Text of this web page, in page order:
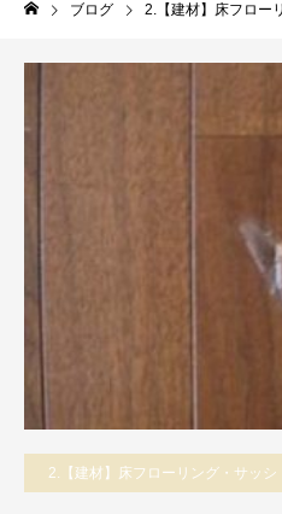
ブログ 2.【建材】床フローリン
2.【建材】床フローリング・サッ